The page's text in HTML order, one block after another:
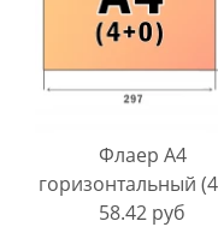
Флаер A4
горизонтальный
58.42 руб